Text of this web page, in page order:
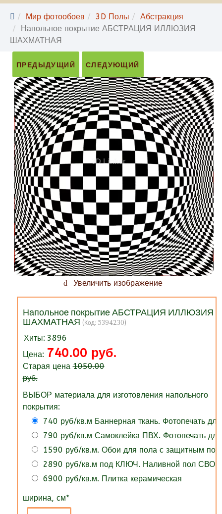
Мир фотообоев 3D Полы
Абстракция
Напольное покрытие АБСТРАЦИЯ ИЛЛЮЗИЯ
ШАХМАТНАЯ
ПРЕДЫДУЩИЙ СЛЕДУЮЩИЙ
Увеличить изображение
Напольное покрытие АБСТРАЦИЯ ИЛЛЮЗИЯ
ШАХМАТНАЯ (Код: 5394230)
Хиты: 3896
Цена: 740.00 руб.
Старая цена1050.00
руб.
ВЫБОР материала для изготовления напольного
покрытия:
740 руб/кв.м Баннерная ткань. Фотопечать
790 руб/кв.м Самоклейка ПВХ. Фотопечать
1590 руб/кв.м. Обои для пола с защитным
2890 руб/кв.м под КЛЮЧ. Наливной пол
6900 руб/кв.м. Плитка керамическая
ширина, см*